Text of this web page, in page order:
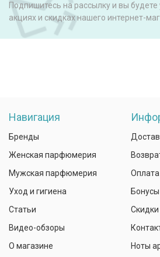
Подпишитесь на рассылку и вы будете
акциях и скидках нашего интернет-
Навигация
Бренды
Женская парфюмерия
Мужская парфюмерия
Уход и гигиена
Статьи
Видео-обзоры
О магазине
Оплата
Бонусы
Скидки
Ноты